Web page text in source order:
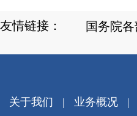
友情链接：
关于我们 | 业务概况|